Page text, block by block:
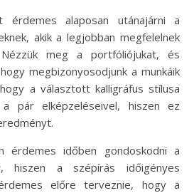
érdemes alaposan utánajárni a
akik a legjobban megfelelnek
Nézzük meg a portfóliójukat, és
megbizonyosodjunk a munkáik
a választott kalligráfus stílusa
a pár elképzeléseivel, hiszen ez
érdemes időben gondoskodni a
hiszen a szépírás időigényes
előre terveznie, hogy a